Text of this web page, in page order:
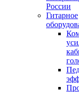
России
Гитарное